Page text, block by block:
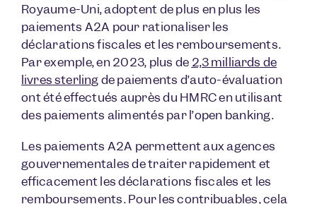
Royaume-Uni, adoptent de plus en plus les
paiements A2A pour rationaliser les
déclarations fiscales et les remboursements.
Par exemple, en 2023, plus de 2,3 milliards de
livres sterlingde paiements d’auto-évaluation
ont été effectués auprès du HMRC en utilisant
des paiements alimentés par l’open banking.
Les paiements A2A permettent aux agences
gouvernementales de traiter rapidement et
efficacement les déclarations fiscales et les
remboursements. Pour les contribuables, cela